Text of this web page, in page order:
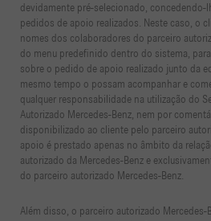
devidamente pré-selecionado, concedendo-
pedidos de apoio realizados. Neste caso, o
nomes dos colaboradores do parceiro
do menu predefinido dentro do sistema,
sobre o pedido de apoio realizado junto da
mesmo tempo o possam acompanhar e
qualquer responsabilidade na utilização do
Autorizado Mercedes-Benz, nem por
disponibilizado ao cliente pelo parceiro
apoio é prestado apenas no âmbito da
autorizado da Mercedes-Benz e
do parceiro autorizado Mercedes-Benz.
Além disso, o parceiro autorizado Mercedes-